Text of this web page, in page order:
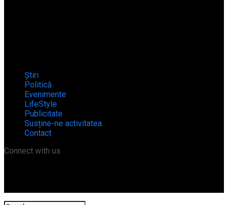
Știri
Politică
Evenimente
LifeStyle
Publicitate
Susține-ne activitatea
Contact
Connect with us